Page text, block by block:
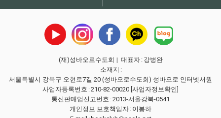
(재)성바오로수도회 | 대표자 : 강병완
소재지 :
서울특별시 강북구 오현로7길 20 (성바오로수도회) 성바오로 인터넷서원
사업자등록번호 :210-82-00020 [사업자정보확인]
통신판매업신고번호 :2013-서울강북-0541
개인정보 보호책임자 : 이봉하